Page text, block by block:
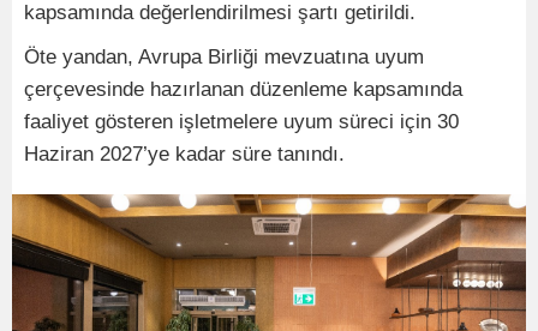
kapsamında değerlendirilmesi şartı getirildi.
Öte yandan, Avrupa Birliği mevzuatına uyum
çerçevesinde hazırlanan düzenleme kapsamında
faaliyet gösteren işletmelere uyum süreci için 30
Haziran 2027’ye kadar süre tanındı.